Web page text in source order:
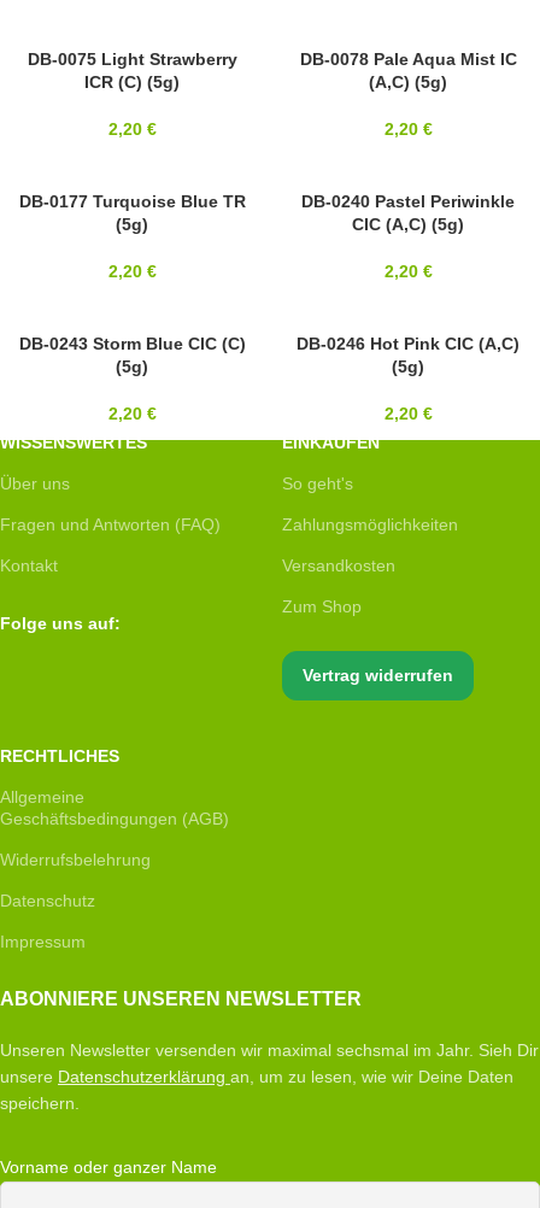
11/0DB-0075 Light Strawberry
ICR (C) (5g)
2,20 €
11/0DB-0078 Pale Aqua Mist IC
(A,C) (5g)
2,20 €
11/0
DB-0177 Turquoise Blue TR
(5g)
2,20 €
11/0DB-0240 Pastel Periwinkle
CIC (A,C) (5g)
2,20 €
11/0
DB-0243 Storm Blue CIC (C)
(5g)
2,20 €
11/0
DB-0246 Hot Pink CIC (A,C)
(5g)
2,20 €
WISSENSWERTES
Über uns
Fragen und Antworten (FAQ)
Kontakt
Folge uns auf:
EINKAUFEN
So geht's
Zahlungsmöglichkeiten
Versandkosten
Zum Shop
Vertrag widerrufen
RECHTLICHES
Allgemeine
Geschäftsbedingungen (AGB)
Widerrufsbelehrung
Datenschutz
Impressum
ABONNIERE UNSEREN NEWSLETTER
Unseren Newsletter versenden wir maximal sechsmal im Jahr. Sieh Dir
unsere Datenschutzerklärung an, um zu lesen, wie wir Deine Daten
speichern.
Vorname oder ganzer Name